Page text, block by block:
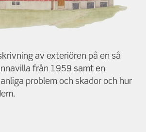
av exteriören på en så
från 1959 samt en
problem och skador och hur